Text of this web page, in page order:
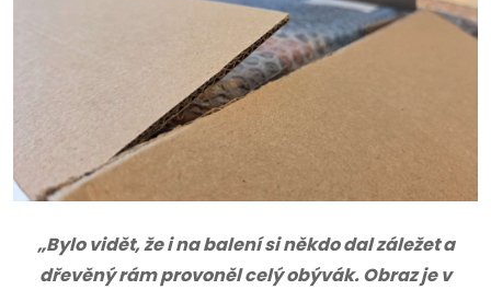
„Bylo vidět, že i na balení si někdo dal záležet a
dřevěný rám provoněl celý obývák. Obraz je v